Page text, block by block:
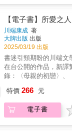
與舞台劇，耽美畫家山
創作同名畫集，堪稱日
崇高名作。 怪談×幻想×
系：幻話集 民間譚與怪
知和想像。 對妖鬼、
潛伏在世世代代的記憶
熟悉的「妖怪」樣貌。
樣怪談誕生的本質，搜
像繼續傳述下去。 挑選
來。 以遠古昔話、民
科幻經典，架出一道過
樑…… 藉由引介繁體中
一個又一個的鄉里故事
墅竟先後出現家庭悲
師決定夜宿荒宅，為亡
師遇見尋找兒時記憶的
提時代印象裡的一首歌
殘垣，忍受每個晚上奇
他渴望在夢中遇見死去
母親曾經為他溫柔輕
一個又一個奇譚層層套
尺標，架構成一座生者
滅的迷宮，可謂進入泉
綴，極具收藏價值★ 何
恆？毀滅與重生？建築
創作者與文化旅人都需
殺佛，逢祖殺祖……始
紀夫【美與爆裂世界
自1950年一名年輕僧
實事件。在現實世界中
「我忌妒金閣寺的美
在小說中，主角溝口將
滅。 《金閣寺》自
方盛讚，公認本作為三
成者，被翻譯成多國語
【電子書】所愛之人
川端康成 著
大牌出版 出版
2025/03/19 出版
書迷引頸期盼的川端文
在台公開的作品，新譯
錄：〈母親的初戀〉、
你五感官能的愛情旨味
天，你會與哪一種愛的
潔淨、酖美，卻棉裡藏
特價 266 元
電子書